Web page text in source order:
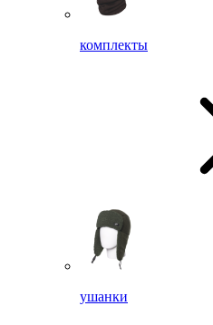
комплекты
ушанки